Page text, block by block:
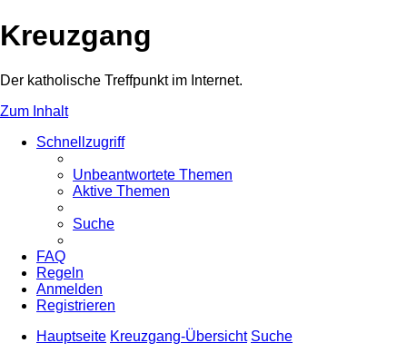
Kreuzgang
Der katholische Treffpunkt im Internet.
Zum Inhalt
Schnellzugriff
Unbeantwortete Themen
Aktive Themen
Suche
FAQ
Regeln
Anmelden
Registrieren
Hauptseite Kreuzgang-Übersicht Suche